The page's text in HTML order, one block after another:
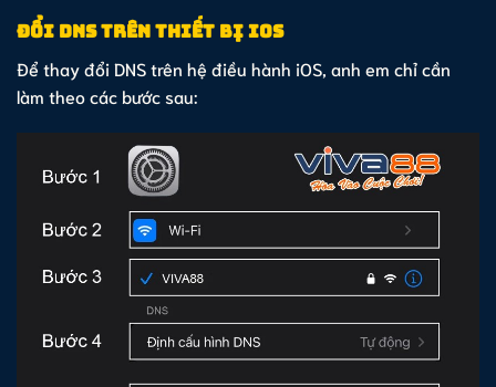
Đổi DNS trên thiết bị IOS
Để thay đổi DNS trên hệ điều hành iOS, anh em chỉ cần
làm theo các bước sau: